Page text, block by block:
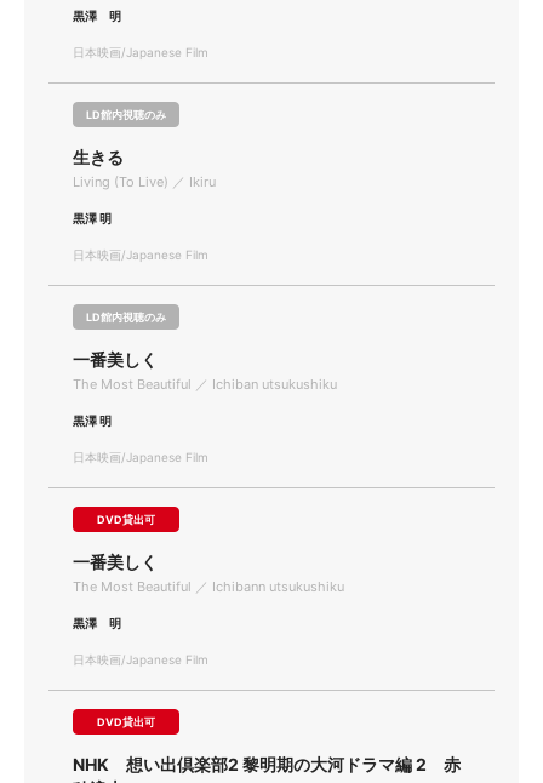
黒澤 明
日本映画/Japanese Film
LD館内視聴のみ
生きる
Living (To Live) ／ Ikiru
黒澤 明
日本映画/Japanese Film
LD館内視聴のみ
一番美しく
The Most Beautiful ／ Ichiban utsukushiku
黒澤 明
日本映画/Japanese Film
DVD貸出可
一番美しく
The Most Beautiful ／ Ichibann utsukushiku
黒澤 明
日本映画/Japanese Film
DVD貸出可
NHK 想い出倶楽部2 黎明期の大河ドラマ編 2 赤